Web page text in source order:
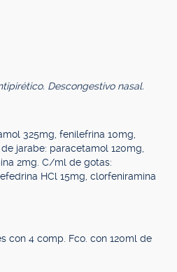
Descongestivo nasal.
325mg, fenilefrina 10mg,
jarabe: paracetamol 120mg,
2mg. C/ml de gotas:
HCl 15mg, clorfeniramina
con 4 comp. Fco. con 120ml de